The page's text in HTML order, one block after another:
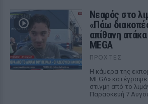
Νεαρός στο
«Πάω
απίθανη
MEGA
ΠΡΟΧΤΈΣ
Η κάμερα της
MEGA»
στιγμή από το
Παρασκευή 7